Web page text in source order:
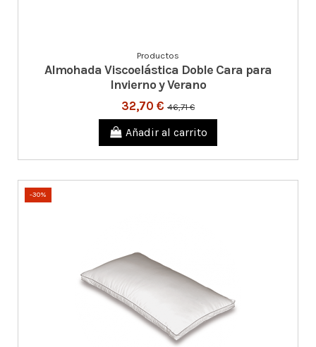
Productos
Almohada Viscoelástica Doble Cara para
Invierno y Verano
32,70 € 46,71 €
Añadir al carrito
-30%